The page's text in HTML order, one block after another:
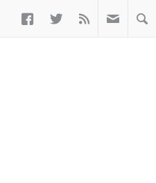
  